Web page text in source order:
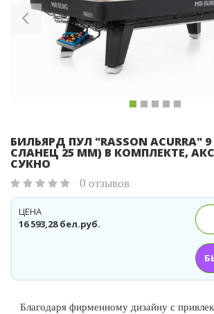
БИЛЬЯРД ПУЛ "RASSON ACURRA"
СЛАНЕЦ 25 ММ) В КОМПЛЕКТЕ,
СУКНО
0 отзывов
16 593,28 бел.руб.
ЦЕНА
Благодаря фирменному дизайну с